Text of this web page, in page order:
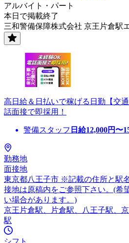
アルバイト・パート
本日で掲載終了
三和警備保障株式会社 京王片倉駅
高日給＆日払いで稼げる日勤【交
話面接で即採用！
警備スタッフ 日給12,000円〜
勤務地
面接地
東京都八王子市 ※記載の住所と駅
接地は原稿内をご参照下さい。(希
い場合があります。)
京王片倉駅、片倉駅、八王子駅、
駅
シフト